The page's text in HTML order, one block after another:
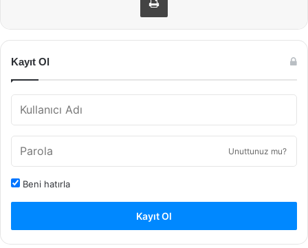
Kayıt Ol
Unuttunuz mu?
Beni hatırla
Kayıt Ol